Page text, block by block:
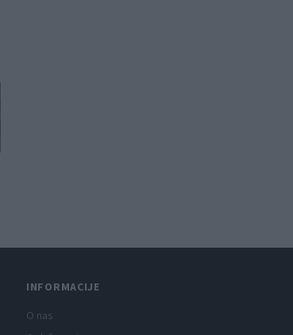
INFORMACIJE
O nas